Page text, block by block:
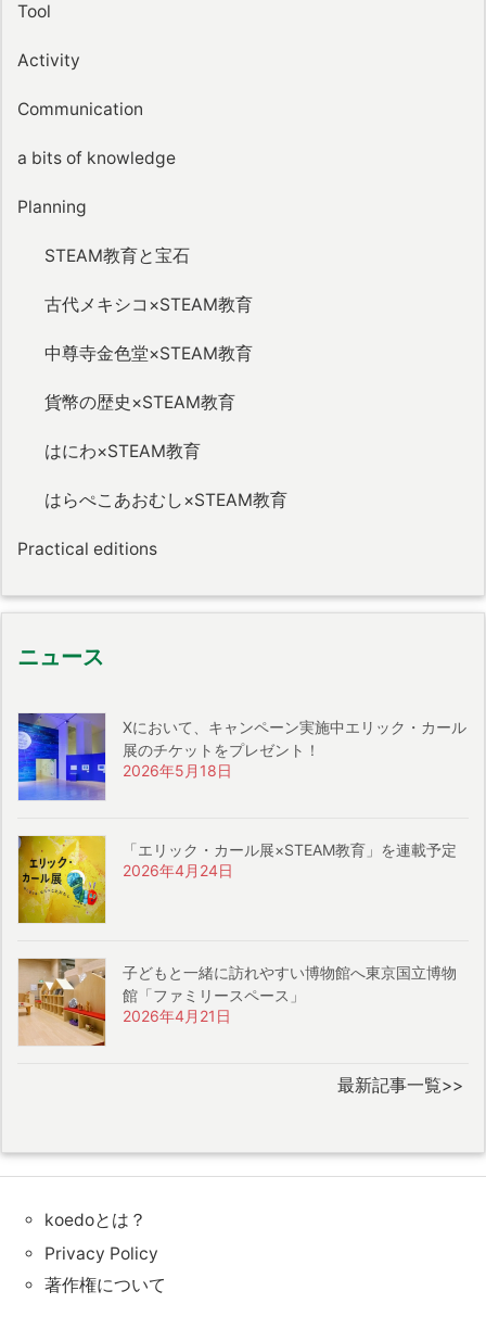
Tool
Activity
Communication
a bits of knowledge
Planning
STEAM教育と宝石
古代メキシコ×STEAM教育
中尊寺金色堂×STEAM教育
貨幣の歴史×STEAM教育
はにわ×STEAM教育
はらぺこあおむし×STEAM教育
Practical editions
ニュース
Xにおいて、キャンペーン実施中エリック・カール
展のチケットをプレゼント！
2026年5月18日
「エリック・カール展×STEAM教育」を連載予定
2026年4月24日
子どもと一緒に訪れやすい博物館へ東京国立博物
館「ファミリースペース」
2026年4月21日
最新記事一覧>>
koedoとは？
Privacy Policy
著作権について